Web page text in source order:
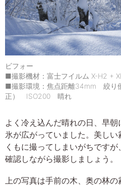
ビフォー
■撮影機材：富士フイルム X-H2 +
■撮影環境：焦点距離34mm 絞り
正） ISO200 晴れ
よく冷え込んだ晴れの日、早
氷が広がっていました。美し
くもに撮ってしまいがちです
確認しながら撮影しましょう。
上の写真は手前の木、奥の林